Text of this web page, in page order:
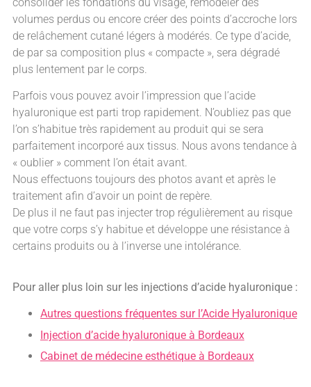
volumes perdus ou encore créer des points d’accroche lors
de relâchement cutané légers à modérés. Ce type d’acide,
de par sa composition plus « compacte », sera dégradé
plus lentement par le corps.
Parfois vous pouvez avoir l’impression que l’acide
hyaluronique est parti trop rapidement. N’oubliez pas que
l’on s’habitue très rapidement au produit qui se sera
parfaitement incorporé aux tissus. Nous avons tendance à
« oublier » comment l’on était avant.
Nous effectuons toujours des photos avant et après le
traitement afin d’avoir un point de repère.
De plus il ne faut pas injecter trop régulièrement au risque
que votre corps s’y habitue et développe une résistance à
certains produits ou à l’inverse une intolérance.
Pour aller plus loin sur les injections d’acide hyaluronique :
Autres questions fréquentes sur l’Acide Hyaluronique
Injection d’acide hyaluronique à Bordeaux
Cabinet de médecine esthétique à Bordeaux